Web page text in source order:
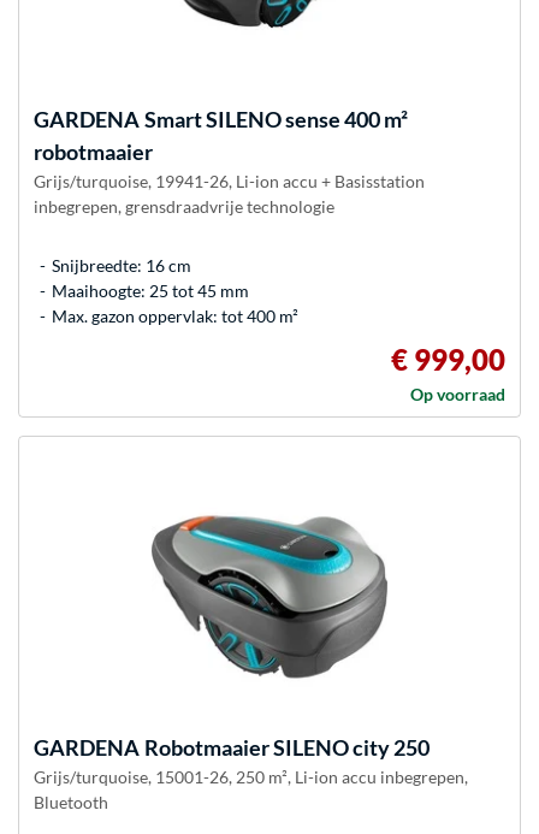
GARDENASmart SILENO sense 400 m²
robotmaaier
Grijs/turquoise, 19941-26, Li-ion accu + Basisstation
inbegrepen, grensdraadvrije technologie
Snijbreedte: 16 cm
Maaihoogte: 25 tot 45 mm
Max. gazon oppervlak: tot 400 m²
€ 999,00
Op voorraad
GARDENA Robotmaaier SILENO city 250
Grijs/turquoise, 15001-26, 250 m², Li-ion accu inbegrepen,
Bluetooth